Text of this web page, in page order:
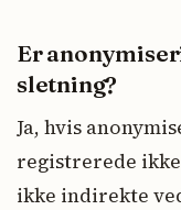
Er
sletning?
Ja, hvis
registrerede
ikke indirekte